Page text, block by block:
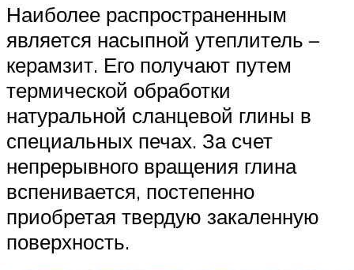
Наиболее распространенным
является насыпной утеплитель –
керамзит. Его получают путем
термической обработки
натуральной сланцевой глины в
специальных печах. За счет
непрерывного вращения глина
вспенивается, постепенно
приобретая твердую закаленную
поверхность.